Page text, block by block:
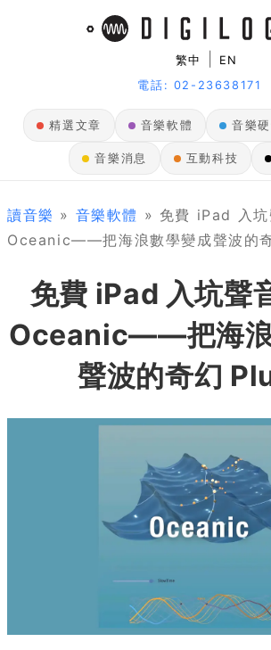
繁中
EN
電話: 02-23638171
精選文章 音樂軟體 音樂
音樂消息 互動科技
讀音樂 » 音樂軟體 » 免費 iPad 入坑
Oceanic——把海浪數學變成聲波的
免費 iPad 入坑聲
Oceanic——把海浪
聲波的奇幻